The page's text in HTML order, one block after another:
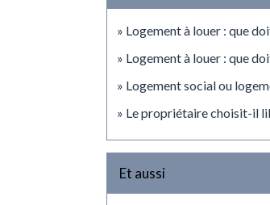
Logement à louer : que
Logement à louer : que
Logement social ou
Le propriétaire choisit-il
Et aussi